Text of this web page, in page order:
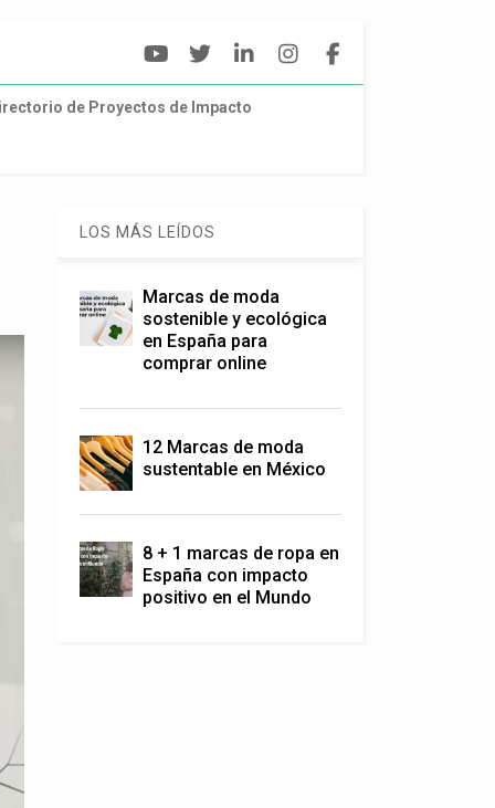
de Proyectos de Impacto
LOS MÁS LEÍDOS
Marcas de moda
sostenible y ecológica
en España para
comprar online
12 Marcas de moda
sustentable en México
8 + 1 marcas de ropa en
España con impacto
positivo en el Mundo